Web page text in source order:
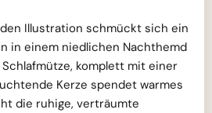
Illustration schmückt sich ein
in einem niedlichen Nachthemd
komplett mit einer
Kerze spendet warmes
die ruhige, verträumte